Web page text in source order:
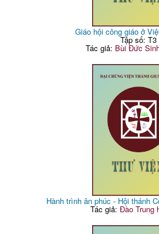
Giáo hội công giáo ở
Tập số: T3
Tác giả: Bùi Đức
Hành trình ân phúc - Hội thánh
Tác giả:Đào Trung